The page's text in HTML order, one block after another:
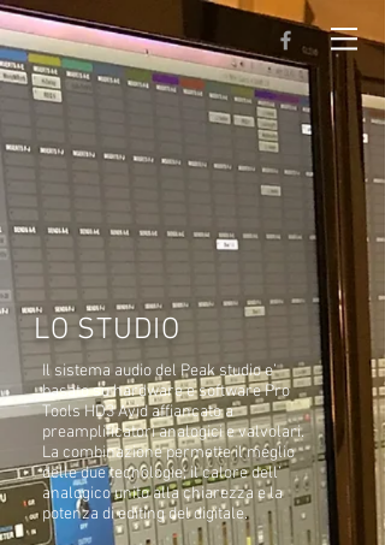
LO STUDIO
Il sistema audio del Peak studio e’
basato su hardware e software Pro
Tools HD3 Avid affiancato a
preamplificatori analogici e valvolari.
La combinazione permette il meglio
delle due tecnologie; il calore dell’
analogico unito alla chiarezza e la
potenza di editing del digitale.